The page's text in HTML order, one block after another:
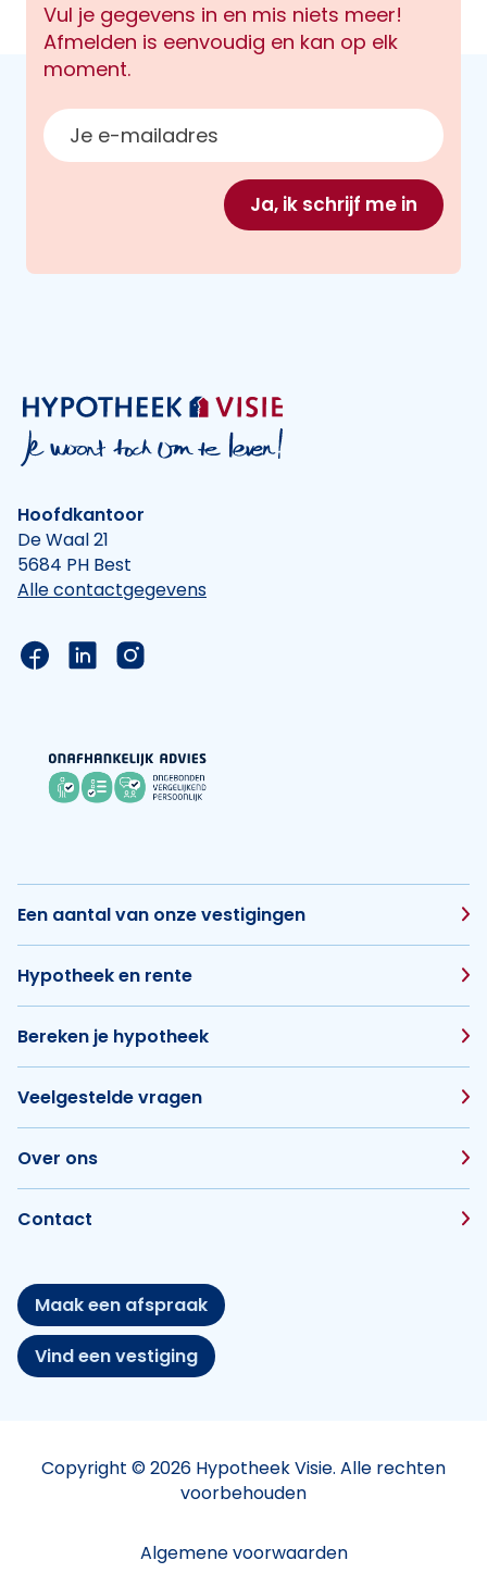
Vul je gegevens in en mis niets meer!
Afmelden is eenvoudig en kan op elk
moment.
E-mailadres
Ja, ik schrijf me in
Hoofdkantoor
De Waal 21
5684 PH Best
Alle contactgegevens
Link naar de Facebook pagina van Hypotheek
Link naar de LinkedIn pagina van
Link naar de Instagram pagina van
Een aantal van onze vestigingen
Hypotheek en rente
Bereken je hypotheek
Veelgestelde vragen
Over ons
Contact
Maak een afspraak
Vind een vestiging
Copyright © 2026 Hypotheek Visie. Alle rechten
voorbehouden
Algemene voorwaarden